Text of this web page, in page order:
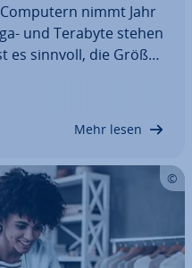
nimmt Jahr
und Terabyte stehen
es sinnvoll, die Größe
Denn kom­pri­
Mehr lesen